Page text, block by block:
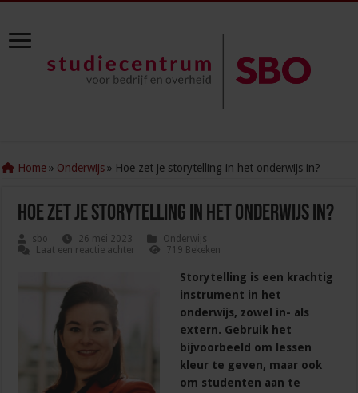
Home » Onderwijs » Hoe zet je storytelling in het onderwijs in?
Hoe zet je storytelling in het onderwijs in?
sbo 26 mei 2023
Onderwijs
Laat een reactie achter
719 Bekeken
Storytelling is een krachtig
instrument in het
onderwijs, zowel in- als
extern. Gebruik het
bijvoorbeeld om lessen
kleur te geven, maar ook
om studenten aan te